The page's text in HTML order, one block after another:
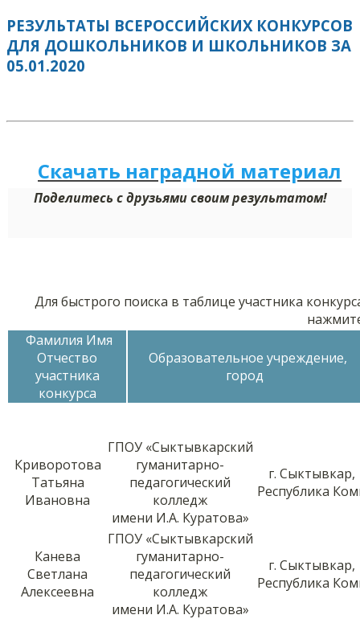
РЕЗУЛЬТАТЫ ВСЕРОССИЙСКИХ КОНКУРСОВ
ДЛЯ ДОШКОЛЬНИКОВ И ШКОЛЬНИКОВ ЗА
05.01.2020
Скачать наградной материал
Поделитесь с друзьями своим результатом!
Для быстрого поиска в таблице участника
Фамилия Имя
Отчество
участника
конкурса
Образовательное учреждение,
город
Криворотова
Татьяна
Ивановна
ГПОУ «Сыктывкарский
гуманитарно-
педагогический
колледж
имени И.А. Куратова»
г. Сыктывкар,
Республика
Канева
Светлана
Алексеевна
ГПОУ «Сыктывкарский
гуманитарно-
педагогический
колледж
имени И.А. Куратова»
г. Сыктывкар,
Республика